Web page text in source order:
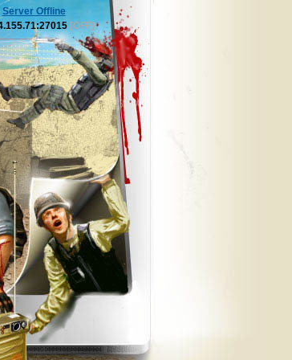
Server Offline
[OFF]